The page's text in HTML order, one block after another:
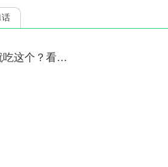
速度最快的
话
第1章你就吃这个？看看本喵给你整点好的！